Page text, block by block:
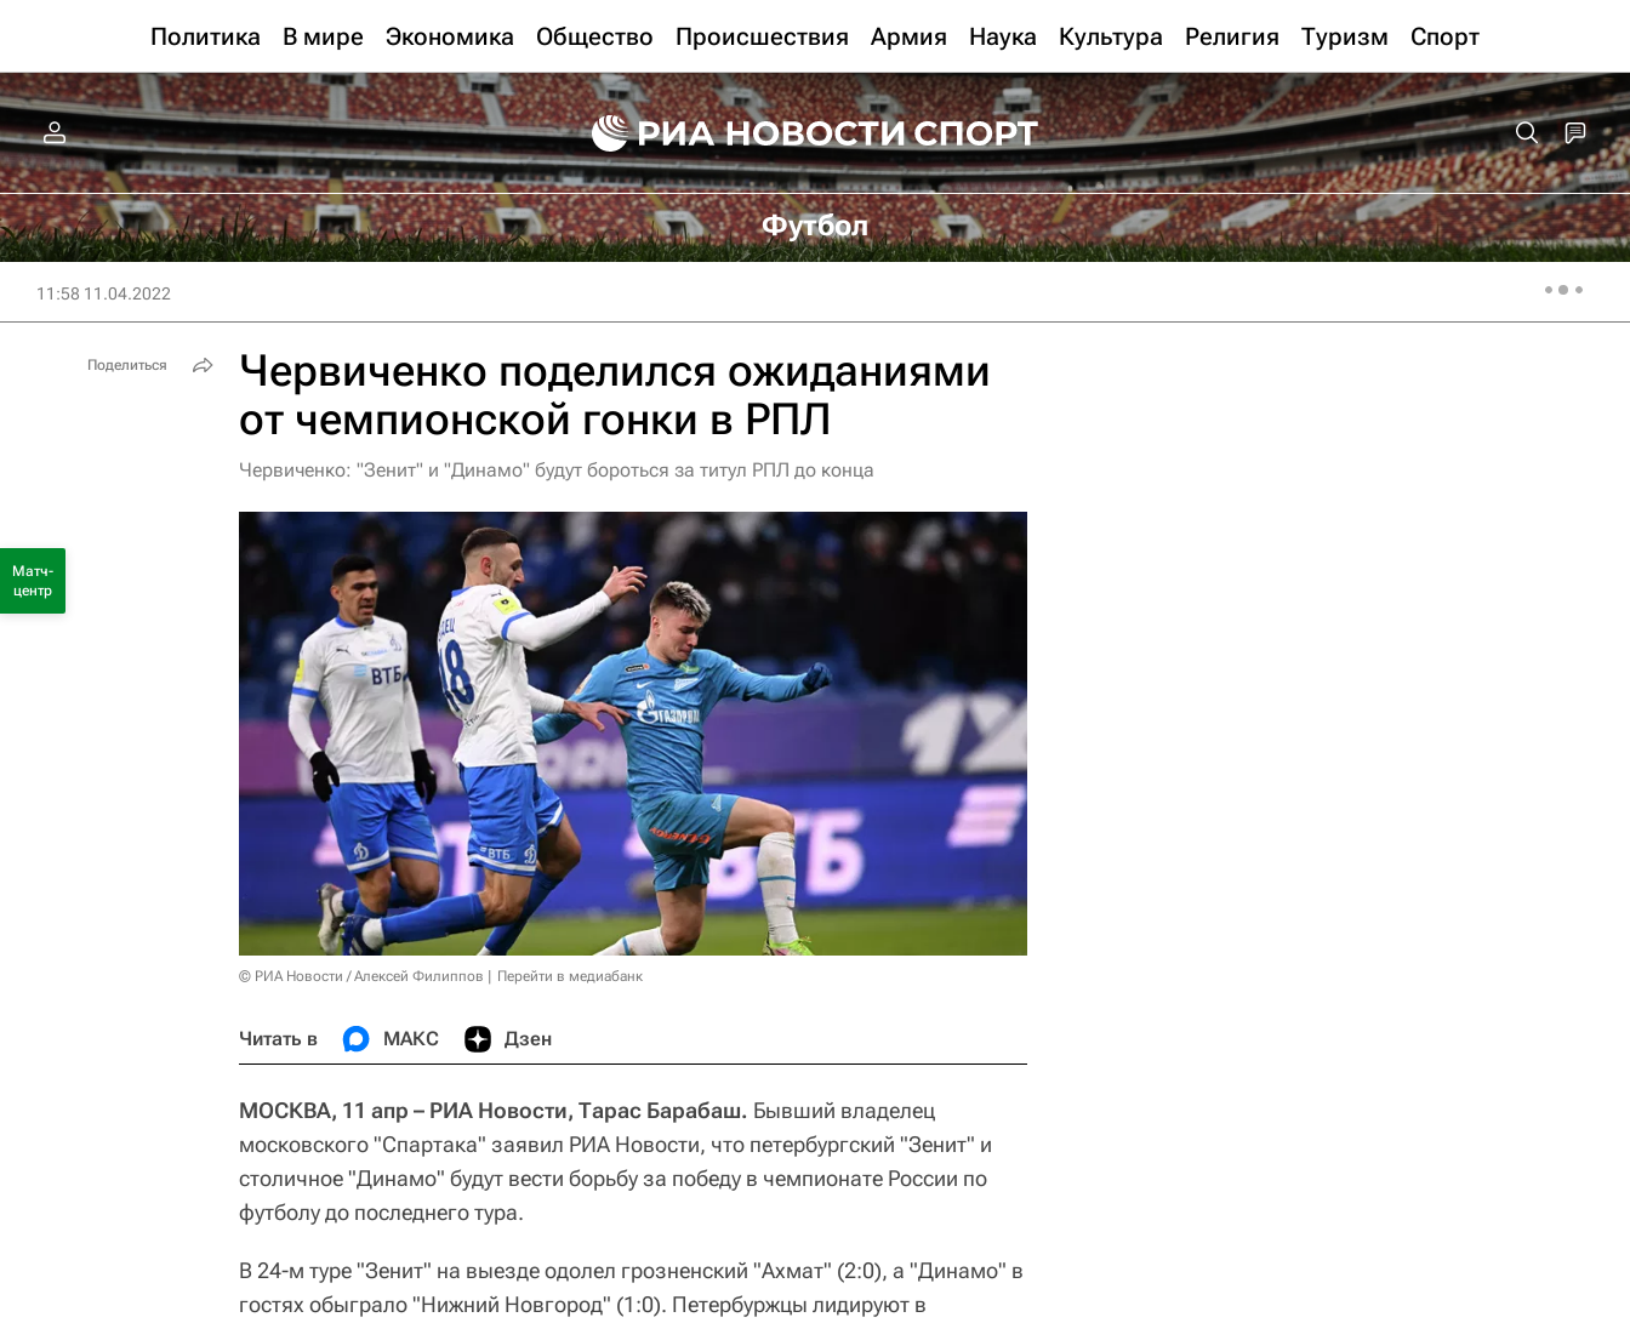
Политика В мире Экономика Общество Происшествия Армия Наука Культура Религия Туризм Спорт
Футбол
11:58 11.04.2022
Червиченко поделился ожиданиями
от чемпионской гонки в РПЛ
Червиченко: "Зенит" и "Динамо" будут бороться за титул РПЛ до конца
© РИА Новости / Алексей Филиппов Перейти в медиабанк
Читать в МАКС Дзен
МОСКВА, 11 апр – РИА Новости, Тарас Барабаш. Бывший владелец
московского "Спартака" заявил РИА Новости, что петербургский "Зенит" и
столичное "Динамо" будут вести борьбу за победу в чемпионате России по
футболу до последнего тура.
В 24-м туре "Зенит" на выезде одолел грозненский "Ахмат" (2:0), а "Динамо" в
гостях обыграло "Нижний Новгород" (1:0). Петербуржцы лидируют в
Поделиться
Матч-
центр